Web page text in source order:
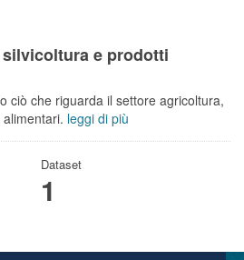
e prodotti
ciò che riguarda il settore agricoltura,
leggi di più
Dataset
1